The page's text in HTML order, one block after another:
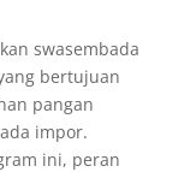
swasembada
bertujuan
pangan
impor.
ini, peran